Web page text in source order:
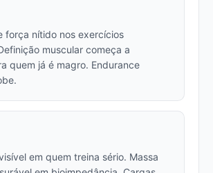
força nítido nos exercícios
muscular começa a
quem já é magro. Endurance
em quem treina sério. Massa